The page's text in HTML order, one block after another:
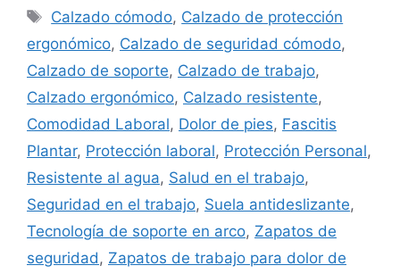
Etiquetas
Calzado cómodo, Calzado de protección
ergonómico, Calzado de seguridad cómodo,
Calzado de soporte, Calzado de trabajo,
Calzado ergonómico, Calzado resistente,
Comodidad Laboral, Dolor de pies, Fascitis
Plantar, Protección laboral, Protección Personal,
Resistente al agua, Salud en el trabajo,
Seguridad en el trabajo, Suela antideslizante,
Tecnología de soporte en arco, Zapatos de
seguridad , Zapatos de trabajo para dolor de